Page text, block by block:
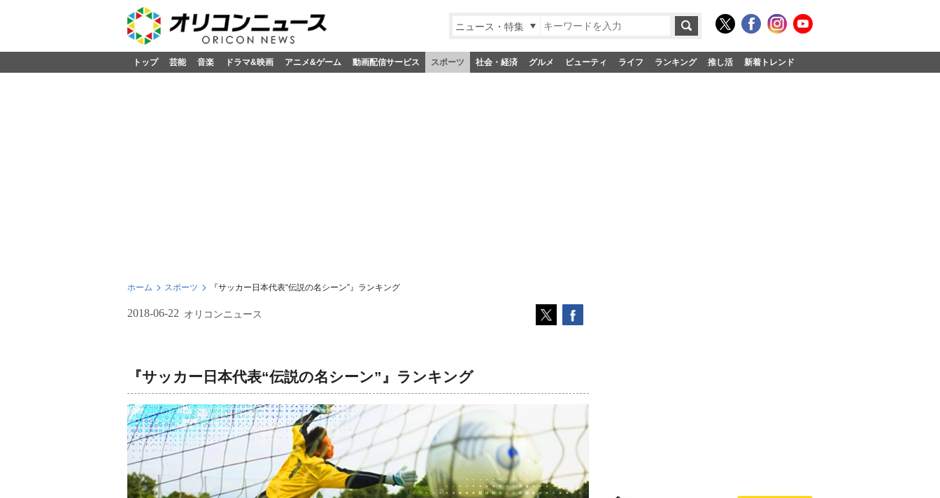
ニュース・特集
トップ 芸能 音楽 ドラマ&映画 アニメ&ゲーム 動画配信サービス スポーツ 社会・経済 グルメ ビューティ ライフ ランキング 推し活 新着トレンド
ホーム スポーツ 『サッカー日本代表“伝説の名シーン”』ランキング
2018-06-22 オリコンニュース
『サッカー日本代表“伝説の名シーン”』ランキング